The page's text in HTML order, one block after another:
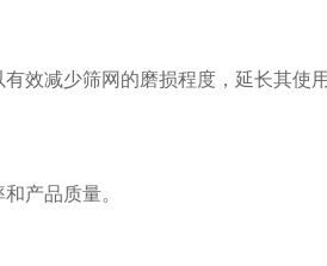
减少筛网的磨损程度，延长其使用
产品质量。